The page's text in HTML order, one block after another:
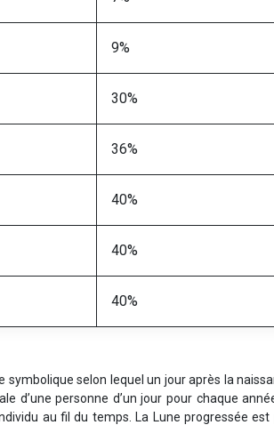
9%
30%
36%
40%
40%
40%
selon lequel un jour après la
d’une personne d’un jour pour chaque
au fil du temps. La Lune progressée